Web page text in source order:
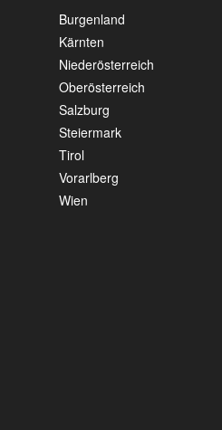
Burgenland
Kärnten
Niederösterreich
Oberösterreich
Salzburg
Steiermark
Tirol
Vorarlberg
Wien